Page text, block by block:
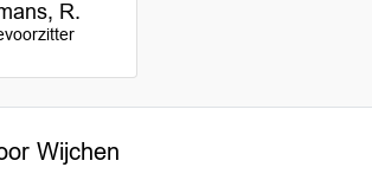
Wijchen